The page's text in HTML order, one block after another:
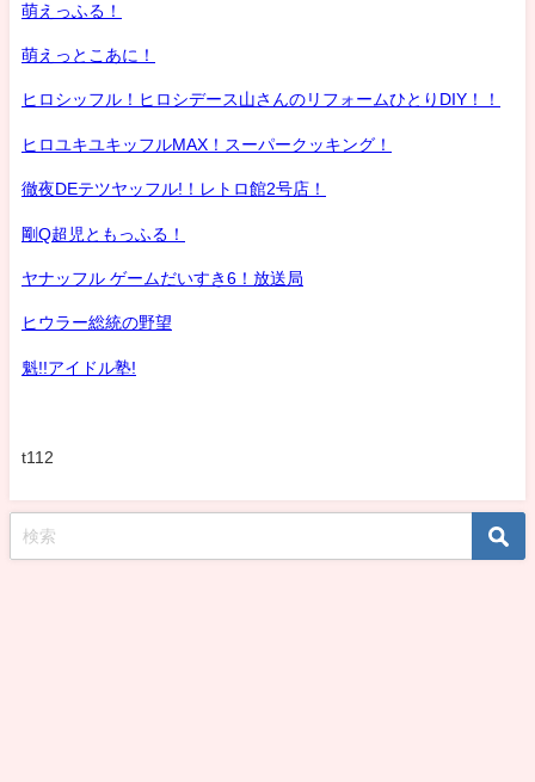
萌えっふる！
萌えっとこあに！
ヒロシッフル！ヒロシデース山さんのリフォームひとりDIY！！
ヒロユキユキッフルMAX！スーパークッキング！
徹夜DEテツヤッフル!！レトロ館2号店！
剛Q超児ともっふる！
ヤナッフル ゲームだいすき6！放送局
ヒウラー総統の野望
魁!!アイドル塾!
t112